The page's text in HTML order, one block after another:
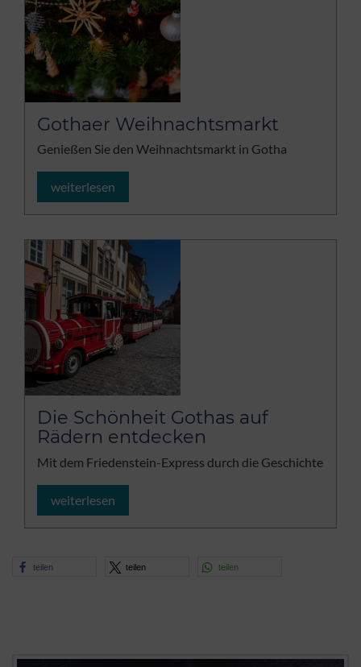
Gothaer Weihnachtsmarkt
Genießen Sie den Weihnachtsmarkt in Gotha
weiterlesen
Die Schönheit Gothas auf
Rädern entdecken
Mit dem Friedenstein-Express durch die Geschichte
weiterlesen
teilen teilen teilen